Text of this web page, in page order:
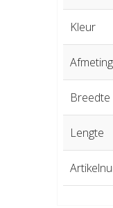
Kleur
Afmeting
Breedte
Lengte